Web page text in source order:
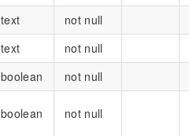
text not null
text not null
boolean not null
boolean not null